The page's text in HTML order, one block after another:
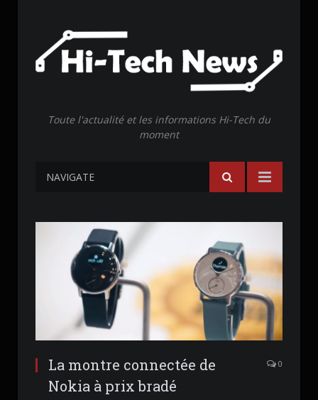
Toute l'actualité et les informations Hi-Tech du
moment
NAVIGATE
La montre connectée de
Nokia à prix bradé
0